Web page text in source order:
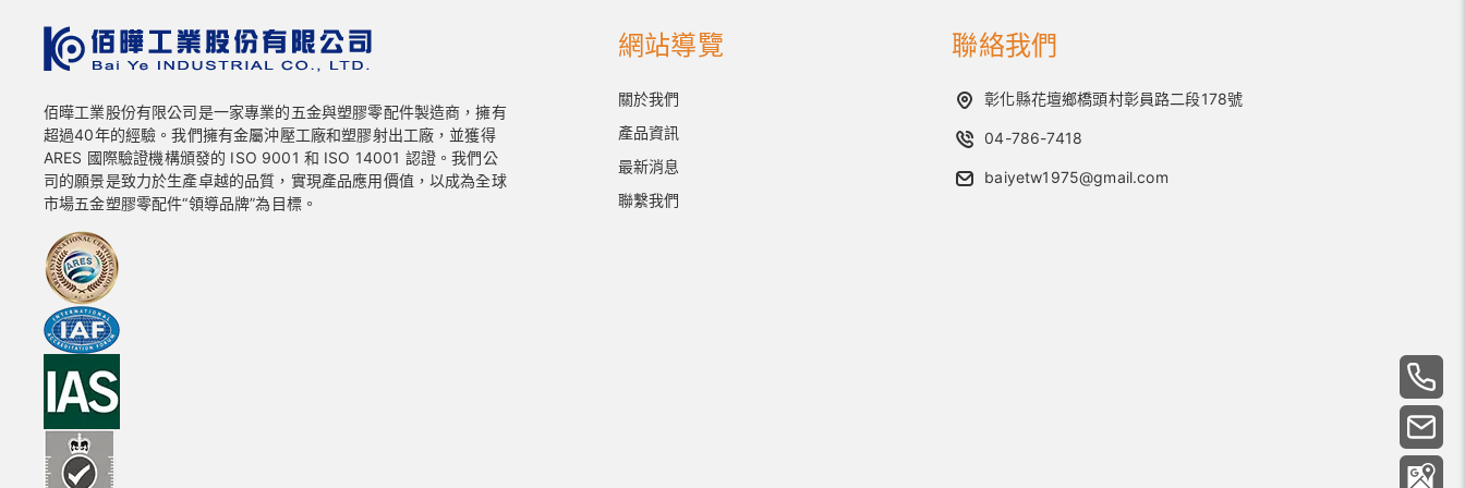
佰曄工業股份有限公司是一家專業的五金與塑膠零配件製造商，擁有
超過40年的經驗。我們擁有金屬沖壓工廠和塑膠射出工廠，並獲得
ARES 國際驗證機構頒發的 ISO 9001 和 ISO 14001 認證。我們公
司的願景是致力於生產卓越的品質，實現產品應用價值，以成為全球
市場五金塑膠零配件“領導品牌”為目標。
網站導覽
關於我們
產品資訊
最新消息
聯繫我們
聯絡我們
彰化縣花壇鄉橋頭村彰員路二段178號
04-786-7418
baiyetw1975@gmail.com